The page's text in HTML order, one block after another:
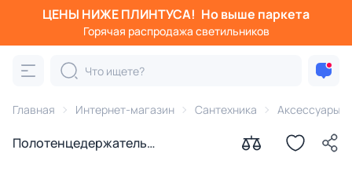
ЦЕНЫ НИЖЕ ПЛИНТУСА! Но выше паркета
Горячая распродажа светильников
Главная Интернет-магазин Сантехника Аксессуары
Полотенцедержатель